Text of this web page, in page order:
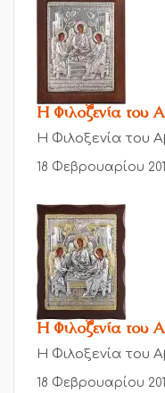
Η Φιλοξενία του
Η Φιλοξενία του
18 Φεβρουαρίου
Η Φιλοξενία του
Η Φιλοξενία του
18 Φεβρουαρίου